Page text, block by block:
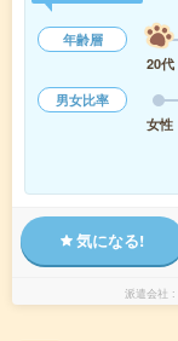
年齢層
20代
男女比率
女性
気になる!
派遣会社